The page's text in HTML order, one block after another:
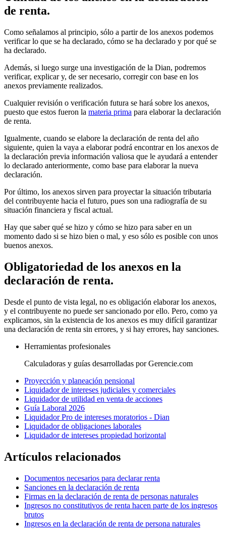
de renta.
Como señalamos al principio, sólo a partir de los anexos podemos
verificar lo que se ha declarado, cómo se ha declarado y por qué se
ha declarado.
Además, si luego surge una investigación de la Dian, podremos
verificar, explicar y, de ser necesario, corregir con base en los
anexos previamente realizados.
Cualquier revisión o verificación futura se hará sobre los anexos,
puesto que estos fueron la materia prima para elaborar la declaración
de renta.
Igualmente, cuando se elabore la declaración de renta del año
siguiente, quien la vaya a elaborar podrá encontrar en los anexos de
la declaración previa información valiosa que le ayudará a entender
lo declarado anteriormente, como base para elaborar la nueva
declaración.
Por último, los anexos sirven para proyectar la situación tributaria
del contribuyente hacia el futuro, pues son una radiografía de su
situación financiera y fiscal actual.
Hay que saber qué se hizo y cómo se hizo para saber en un
momento dado si se hizo bien o mal, y eso sólo es posible con unos
buenos anexos.
Obligatoriedad de los anexos en la
declaración de renta.
Desde el punto de vista legal, no es obligación elaborar los anexos,
y el contribuyente no puede ser sancionado por ello. Pero, como ya
explicamos, sin la existencia de los anexos es muy difícil garantizar
una declaración de renta sin errores, y si hay errores, hay sanciones.
Herramientas profesionales
Calculadoras y guías desarrolladas por Gerencie.com
Proyección y planeación pensional
Liquidador de intereses judiciales y comerciales
Liquidador de utilidad en venta de acciones
Guía Laboral 2026
Liquidador Pro de intereses moratorios - Dian
Liquidador de obligaciones laborales
Liquidador de intereses propiedad horizontal
Artículos relacionados
Documentos necesarios para declarar renta
Sanciones en la declaración de renta
Firmas en la declaración de renta de personas naturales
Ingresos no constitutivos de renta hacen parte de los ingresos
brutos
Ingresos en la declaración de renta de persona naturales